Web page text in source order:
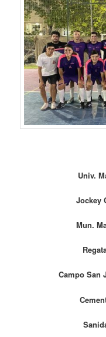
Univ.
Jockey
Mun.
Campo San